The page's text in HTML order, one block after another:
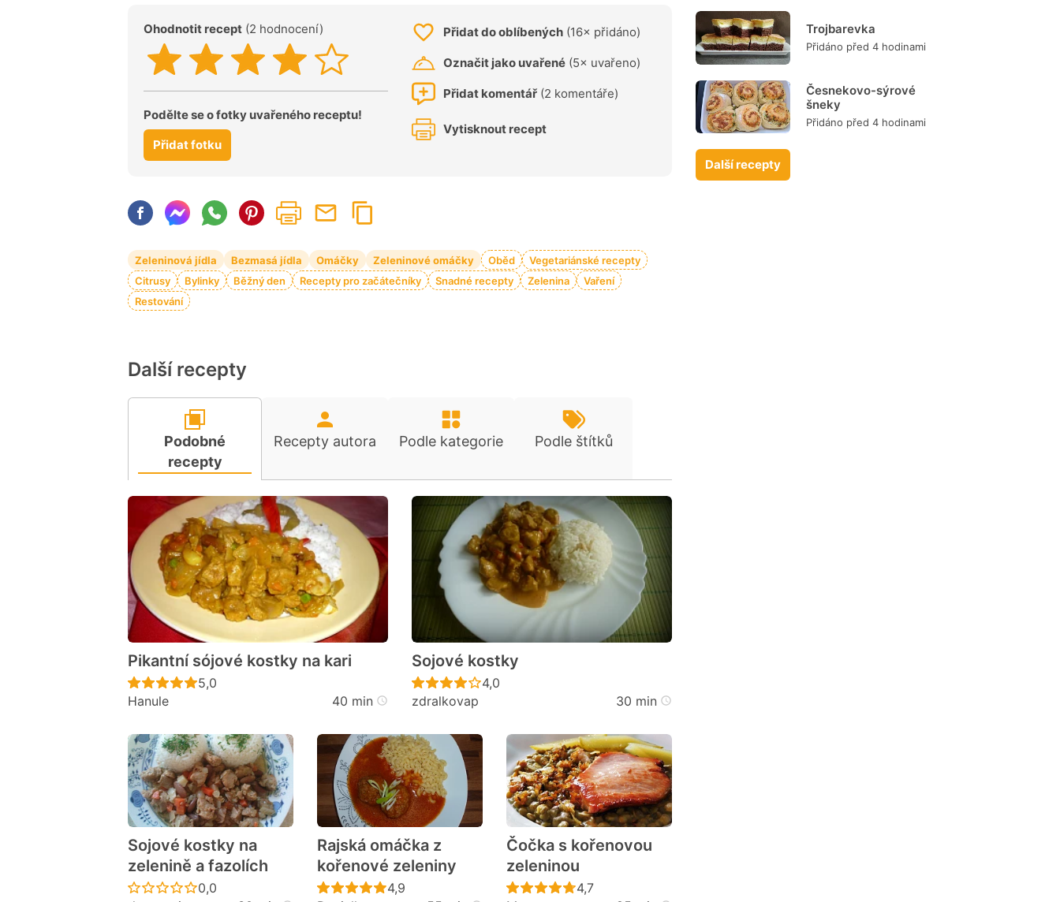
Ohodnotit recept (2 hodnocení)
Podělte se o fotky uvařeného receptu!
Přidat fotku
Přidat do oblíbených (16× přidáno)
Označit jako uvařené (5× uvařeno)
Přidat komentář (2 komentáře)
Vytisknout recept
Zeleninová jídla Bezmasá jídla Omáčky Zeleninové omáčky Oběd
Vegetariánské recepty
Citrusy
Bylinky Běžný den Recepty pro začátečníky Snadné recepty Zelenina
Vaření
Restování
Další recepty
Podobné
recepty
Recepty autora Podle kategorie Podle štítků
Pikantní sójové kostky na kari
Recept ještě nebyl hodnocen
5,0
Hanule
40 min
Sojové kostky
Recept ještě nebyl hodnocen
4,0
zdralkovap
30 min
Sojové kostky na
zelenině a fazolích
Recept ještě nebyl hodnocen
0,0
Rajská omáčka z
kořenové zeleniny
Recept ještě nebyl hodnocen
4,9
Čočka s kořenovou
zeleninou
Recept ještě nebyl hodnocen
4,7
Trojbarevka
Přidáno před 4 hodinami
Česnekovo-sýrové
šneky
Přidáno před 4 hodinami
Další recepty